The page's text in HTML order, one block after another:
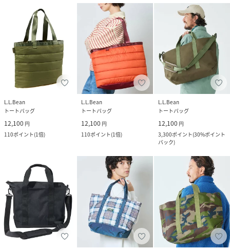
L.L.Bean
トートバッグ
12,100 円
110ポイント(1倍)
L.L.Bean
トートバッグ
12,100 円
110ポイント(1倍)
L.L.Bean
トートバッグ
12,100 円
3,300ポイント(30%ポイント
バック)